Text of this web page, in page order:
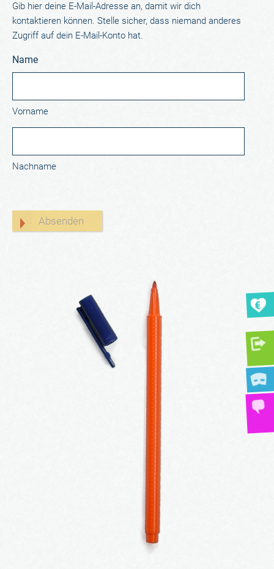
Gib hier deine E-Mail-Adresse an, damit wir dich
kontaktieren können. Stelle sicher, dass niemand anderes
Zugriff auf dein E-Mail-Konto hat.
Name
Vorname
Nachname